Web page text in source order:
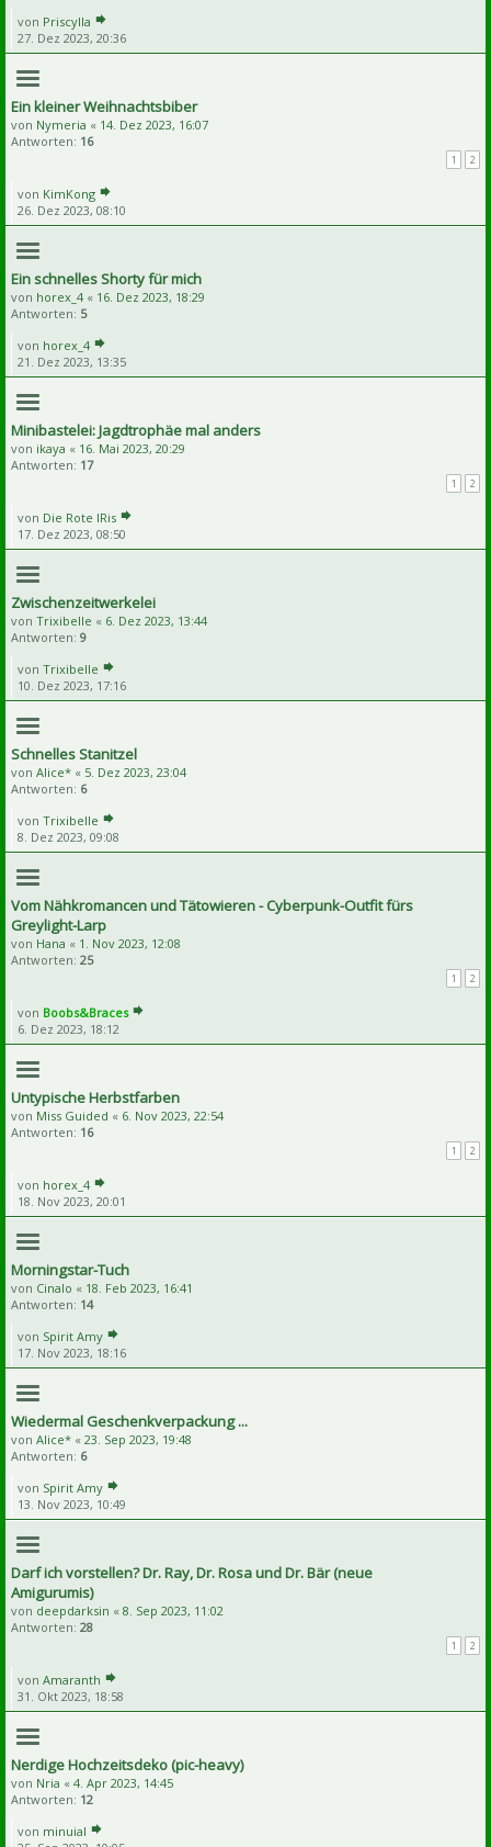
von Priscylla
27. Dez 2023, 20:36
Ein kleiner Weihnachtsbiber
von Nymeria « 14. Dez 2023, 16:07
Antworten: 16
1 2
von KimKong
26. Dez 2023, 08:10
Ein schnelles Shorty für mich
von horex_4 « 16. Dez 2023, 18:29
Antworten: 5
von horex_4
21. Dez 2023, 13:35
Minibastelei: Jagdtrophäe mal anders
von ikaya « 16. Mai 2023, 20:29
Antworten: 17
1 2
von Die Rote IRis
17. Dez 2023, 08:50
Zwischenzeitwerkelei
von Trixibelle « 6. Dez 2023, 13:44
Antworten: 9
von Trixibelle
10. Dez 2023, 17:16
Schnelles Stanitzel
von Alice* « 5. Dez 2023, 23:04
Antworten: 6
von Trixibelle
8. Dez 2023, 09:08
Vom Nähkromancen und Tätowieren - Cyberpunk-Outfit fürs
Greylight-Larp
von Hana « 1. Nov 2023, 12:08
Antworten: 25
1 2
von Boobs&Braces
6. Dez 2023, 18:12
Untypische Herbstfarben
von Miss Guided « 6. Nov 2023, 22:54
Antworten: 16
1 2
von horex_4
18. Nov 2023, 20:01
Morningstar-Tuch
von Cinalo « 18. Feb 2023, 16:41
Antworten: 14
von Spirit Amy
17. Nov 2023, 18:16
Wiedermal Geschenkverpackung ...
von Alice* « 23. Sep 2023, 19:48
Antworten: 6
von Spirit Amy
13. Nov 2023, 10:49
Darf ich vorstellen? Dr. Ray, Dr. Rosa und Dr. Bär (neue
Amigurumis)
von deepdarksin « 8. Sep 2023, 11:02
Antworten: 28
1 2
von Amaranth
31. Okt 2023, 18:58
Nerdige Hochzeitsdeko (pic-heavy)
von Nria « 4. Apr 2023, 14:45
Antworten: 12
von minuial